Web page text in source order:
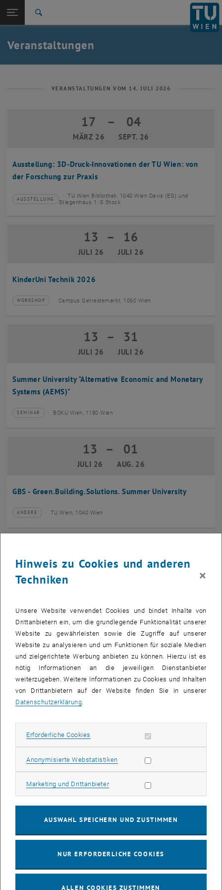
TU Login
Quicklinks
Quicklinks-Menü umschalten
Studium
Karriere
Zurück: Subseiten von Aktuelles auflisten
Aktuelles
Veranstaltungen
VERANSTALTUNGEN VOM 14. JULI 2026
Ausstellung: 3D-Druck-Innovationen der TU Wien: von
der Forschung zur Praxis
17
MÄRZ 26
17 März 2026 bis 04 September 2026
– 04
SEPT. 26
Veranstaltungstyp:
AUSSTELLUNG
Veranstaltungsort:
TU Wien Bibliothek, 1040 Wien Davis (EG) und
Stiegenhaus 1.-5.Stock
KinderUni Technik 2026
13
JULI 26
13 Juli 2026 bis 16 Juli 2026
– 16
JULI 26
Veranstaltungstyp:
WORKSHOP
Veranstaltungsort:Campus Getreidemarkt, 1060 Wien
Summer University "Alternative Economic and Monetary
Systems (AEMS)"
13
JULI 26
13 Juli 2026 bis 31 Juli 2026
– 31
JULI 26
Veranstaltungstyp:
SEMINAR
Veranstaltungsort:BOKU Wien, 1180 Wien
GBS - Green.Building.Solutions. Summer University
13
JULI 26
13 Juli 2026 bis 01 August 2026
– 01
AUG. 26
Veranstaltungstyp:
ANDERE
Veranstaltungsort:TU Wien, 1040 Wien
JULI 26 JULI 26
Veranstaltungstyp:
KONFERENZ
Veranstaltungsort:TU Wien, 1040 Wien
EMBA Online Info Session mit Dekan Prof. Dr. Wolfgang
28 Juli 2026
28
JULI 26
16:00-bis
17:00
INFORMATIONSVERANSTALTUNG Online, via Zoom
Info Session Learning Journey Turin
03
INFORMATIONSVERANSTALTUNG Online, Via Zoom
Hinweis zu Cookies und anderen
Techniken
×
Unsere Website verwendet Cookies und bindet Inhalte von
Drittanbietern ein, um die grundlegende Funktionalität unserer
Website zu gewährleisten sowie die Zugriffe auf unserer
Website zu analysieren und um Funktionen für soziale Medien
und zielgerichtete Werbung anbieten zu können. Hierzu ist es
nötig Informationen an die jeweiligen Dienstanbieter
weiterzugeben. Weitere Informationen zu Cookies und Inhalten
von Drittanbietern auf der Website finden Sie in unserer
Datenschutzerklärung
Erforderliche Cookies Erforderliche Cookies zulassen
Anonymisierte WebstatistikenStatistik Cookies zulassen
Marketing und DrittanbieterMarketing Cookies zulassen
AUSWAHL SPEICHERN UND ZUSTIMMEN
NUR ERFORDERLICHE COOKIES
ALLEN COOKIES ZUSTIMMEN